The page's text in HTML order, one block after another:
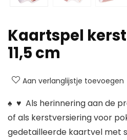
Kaartspel
11,5 cm
Aan verlanglijstje toevoegen
♠ ️ ♥ ️ Als herinnering aan de
of als kerstversiering voor
gedetailleerde kaartvel met